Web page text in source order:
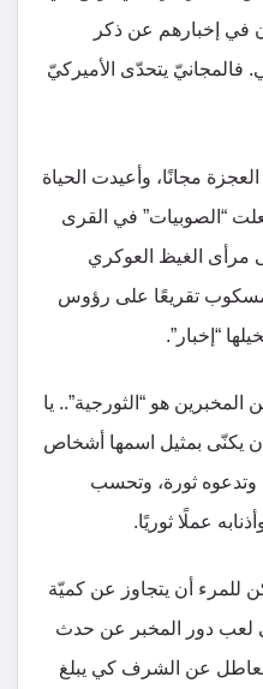
في إخبارهم عن ذكر
فالمجانيّ يتحدّى الأميركيّ
مجانًا، وأعيدت الحياة
“الصوبيات” في القرى
مرأى الغيظ العوكري
تقريعًا على رؤوس
“إخبار”.
هو “الثورجية”.. يا
يكنّى بمثيل اسمها أشخاص
وتدعوه ثورة، وتحسب
عملًا ثوريًا.
للمرء أن يتجاوز عن كميّة
في لعب دور المخبر عن حدث
العاطل عن الشرف كي يبلغ